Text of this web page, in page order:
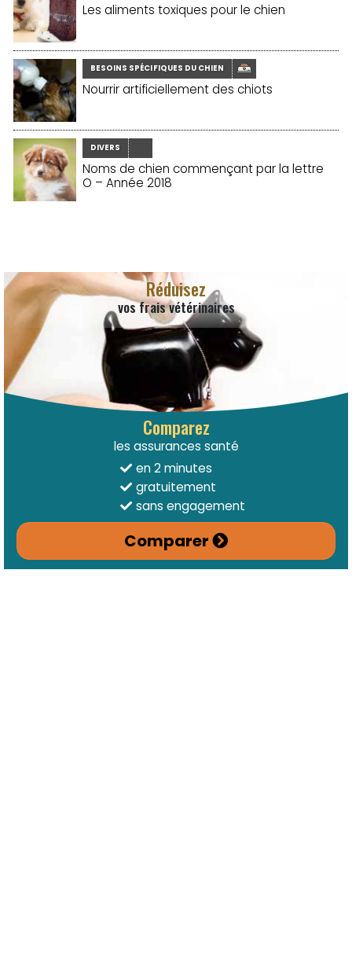
Les aliments toxiques pour le chien
BESOINS SPÉCIFIQUES DU CHIEN
Nourrir artificiellement des chiots
DIVERS
Noms de chien commençant par la lettre
O – Année 2018
Réduisez
vos frais vétérinaires
Comparez
les assurances santé
en 2 minutes
gratuitement
sans engagement
Comparer